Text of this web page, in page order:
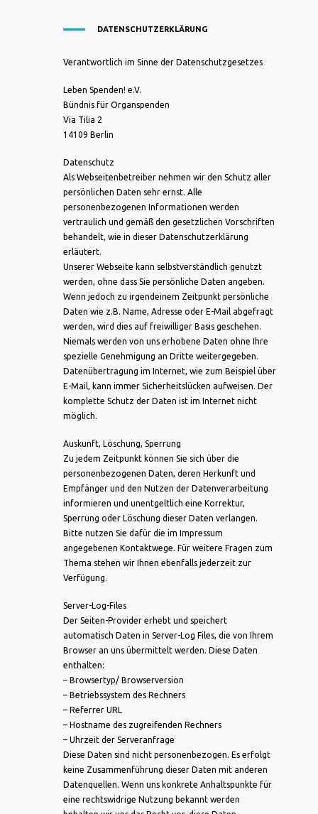
DATENSCHUTZERKLÄRUNG
Verantwortlich im Sinne der Datenschutzgesetzes
Leben Spenden! e.V.
Bündnis für Organspenden
Via Tilia 2
14109 Berlin
Datenschutz
Als Webseitenbetreiber nehmen wir den Schutz aller
persönlichen Daten sehr ernst. Alle
personenbezogenen Informationen werden
vertraulich und gemäß den gesetzlichen Vorschriften
behandelt, wie in dieser Datenschutzerklärung
erläutert.
Unserer Webseite kann selbstverständlich genutzt
werden, ohne dass Sie persönliche Daten angeben.
Wenn jedoch zu irgendeinem Zeitpunkt persönliche
Daten wie z.B. Name, Adresse oder E-Mail abgefragt
werden, wird dies auf freiwilliger Basis geschehen.
Niemals werden von uns erhobene Daten ohne Ihre
spezielle Genehmigung an Dritte weitergegeben.
Datenübertragung im Internet, wie zum Beispiel über
E-Mail, kann immer Sicherheitslücken aufweisen. Der
komplette Schutz der Daten ist im Internet nicht
möglich.
Auskunft, Löschung, Sperrung
Zu jedem Zeitpunkt können Sie sich über die
personenbezogenen Daten, deren Herkunft und
Empfänger und den Nutzen der Datenverarbeitung
informieren und unentgeltlich eine Korrektur,
Sperrung oder Löschung dieser Daten verlangen.
Bitte nutzen Sie dafür die im Impressum
angegebenen Kontaktwege. Für weitere Fragen zum
Thema stehen wir Ihnen ebenfalls jederzeit zur
Verfügung.
Server-Log-Files
Der Seiten-Provider erhebt und speichert
automatisch Daten in Server-Log Files, die von Ihrem
Browser an uns übermittelt werden. Diese Daten
enthalten:
– Browsertyp/ Browserversion
– Betriebssystem des Rechners
– Referrer URL
– Hostname des zugreifenden Rechners
– Uhrzeit der Serveranfrage
Diese Daten sind nicht personenbezogen. Es erfolgt
keine Zusammenführung dieser Daten mit anderen
Datenquellen. Wenn uns konkrete Anhaltspunkte für
eine rechtswidrige Nutzung bekannt werden